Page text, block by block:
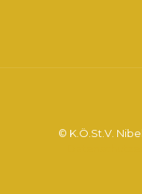
© K.Ö.St.V.